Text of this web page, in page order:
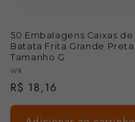
50 Embalagens Caixas de
Batata Frita Grande Preta
Tamanho G
Fornecedor:
WR
Preço
normal
R$ 18,16